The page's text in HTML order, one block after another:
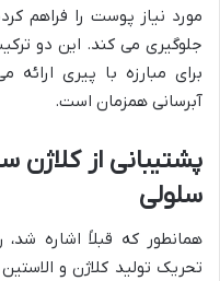
مورد نیاز پوست را فراهم
جلوگیری می کند. این دو
برای مبارزه با پیری
آبرسانی همزمان است.
پشتیبانی از کلاژن
سلولی
همانطور که قبلاً اشاره
تحریک تولید کلاژن و